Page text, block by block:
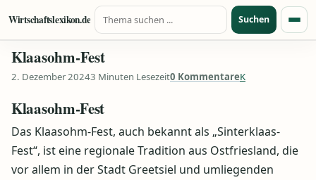
Zum Inhalt springen
Wirtschaftslexikon.de
Suche nach:
Suchen
Klaasohm-Fest
2. Dezember 20243 Minuten Lesezeit0 KommentareK
Klaasohm-Fest
Das Klaasohm-Fest, auch bekannt als „Sinterklaas-
Fest“, ist eine regionale Tradition aus Ostfriesland, die
vor allem in der Stadt Greetsiel und umliegenden